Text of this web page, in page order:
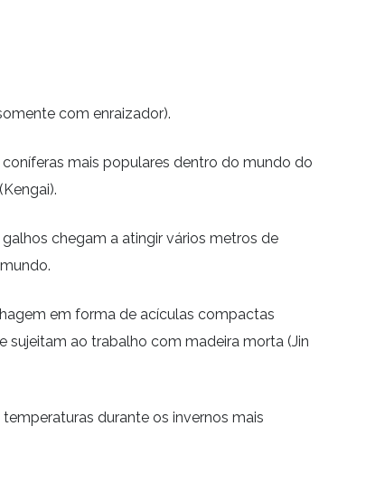
com enraizador).
mais populares dentro do mundo do
chegam a atingir vários metros de
em forma de acículas compactas
sujeitam ao trabalho com madeira morta (Jin
durante os invernos mais